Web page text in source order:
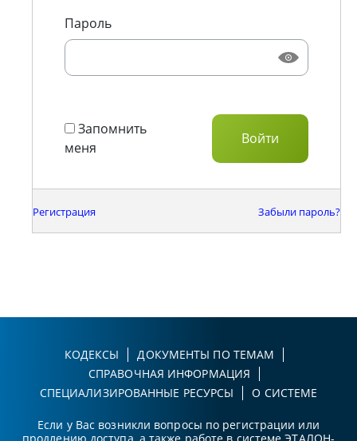
Пароль
Запомнить
меня
Регистрация Забыли пароль?
КОДЕКСЫ
ДОКУМЕНТЫ ПО ТЕМАМ
СПРАВОЧНАЯ ИНФОРМАЦИЯ
СПЕЦИАЛИЗИРОВАННЫЕ РЕСУРСЫ
О СИСТЕМЕ
Если у Вас возникли вопросы по регистрации или